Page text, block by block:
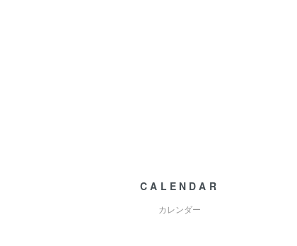
CALENDAR
カレンダー